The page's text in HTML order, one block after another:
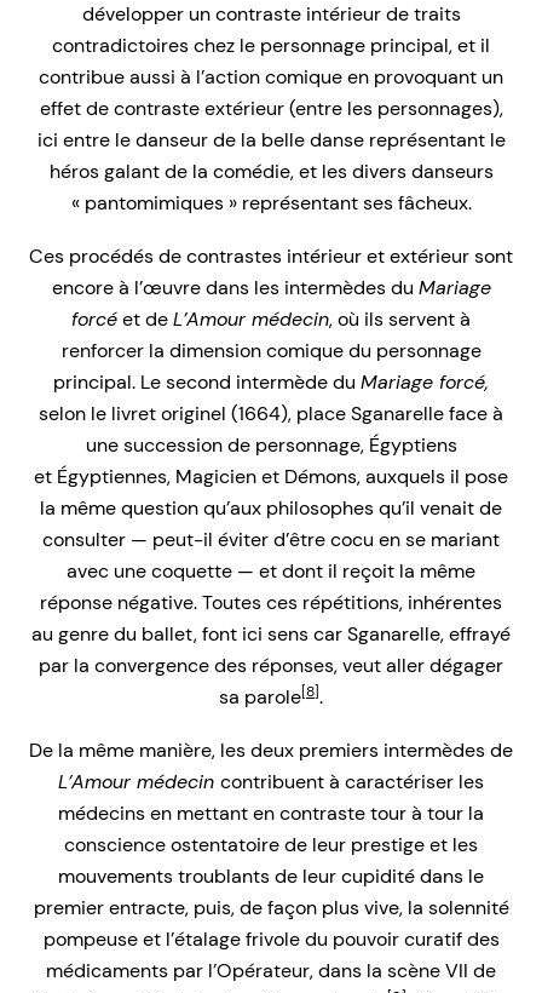
développer un contraste intérieur de traits
contradictoires chez le personnage principal, et il
contribue aussi à l’action comique en provoquant un
effet de contraste extérieur (entre les personnages),
ici entre le danseur de la belle danse représentant le
héros galant de la comédie, et les divers danseurs
« pantomimiques » représentant ses fâcheux.
Ces procédés de contrastes intérieur et extérieur sont
encore à l’œuvre dans les intermèdes du Mariage
forcéet deL’Amour médecin, où ils servent à
renforcer la dimension comique du personnage
principal. Le second intermède du Mariage forcé,
selon le livret originel (1664), place Sganarelle face à
une succession de personnage, Égyptiens
et Égyptiennes, Magicien et Démons, auxquels il pose
la même question qu’aux philosophes qu’il venait de
consulter — peut-il éviter d’être cocu en se mariant
avec une coquette — et dont il reçoit la même
réponse négative. Toutes ces répétitions, inhérentes
au genre du ballet, font ici sens car Sganarelle, effrayé
par la convergence des réponses, veut aller dégager
sa parole[8].
De la même manière, les deux premiers intermèdes de
L’Amour médecin contribuent à caractériser les
médecins en mettant en contraste tour à tour la
conscience ostentatoire de leur prestige et les
mouvements troublants de leur cupidité dans le
premier entracte, puis, de façon plus vive, la solennité
pompeuse et l’étalage frivole du pouvoir curatif des
médicaments par l’Opérateur, dans la scène VII de